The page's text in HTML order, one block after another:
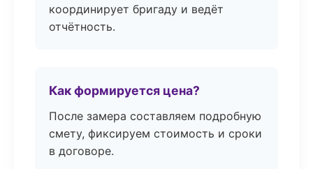
координирует бригаду и ведёт
отчётность.
Как формируется цена?
После замера составляем подробную
смету, фиксируем стоимость и сроки
в договоре.